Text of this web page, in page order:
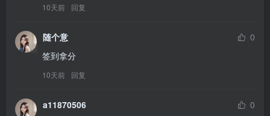
10天前 回复
随个意
0
签到拿分
10天前 回复
a11870506
0